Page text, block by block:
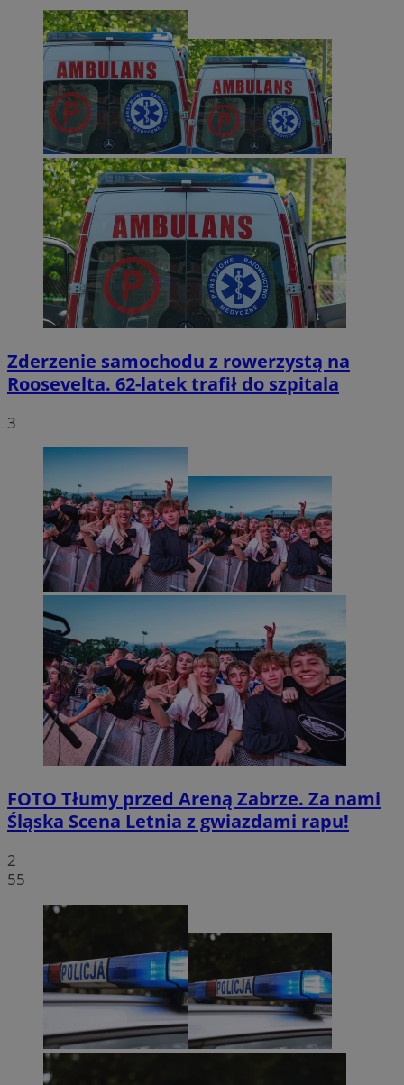
Zderzenie samochodu z rowerzystą na
Roosevelta. 62-latek trafił do szpitala
3
FOTO Tłumy przed Areną Zabrze. Za nami
Śląska Scena Letnia z gwiazdami rapu!
2
55